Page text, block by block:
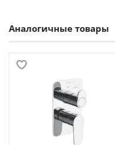
Аналогичные товары